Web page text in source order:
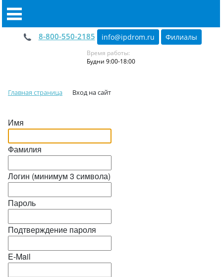
8-800-550-2185 info@ipdrom.ru Филиалы
Время работы:
Будни 9:00-18:00
Главная страница Вход на сайт
Имя
Фамилия
Логин (минимум 3 символа)
Пароль
Подтверждение пароля
E-Mail